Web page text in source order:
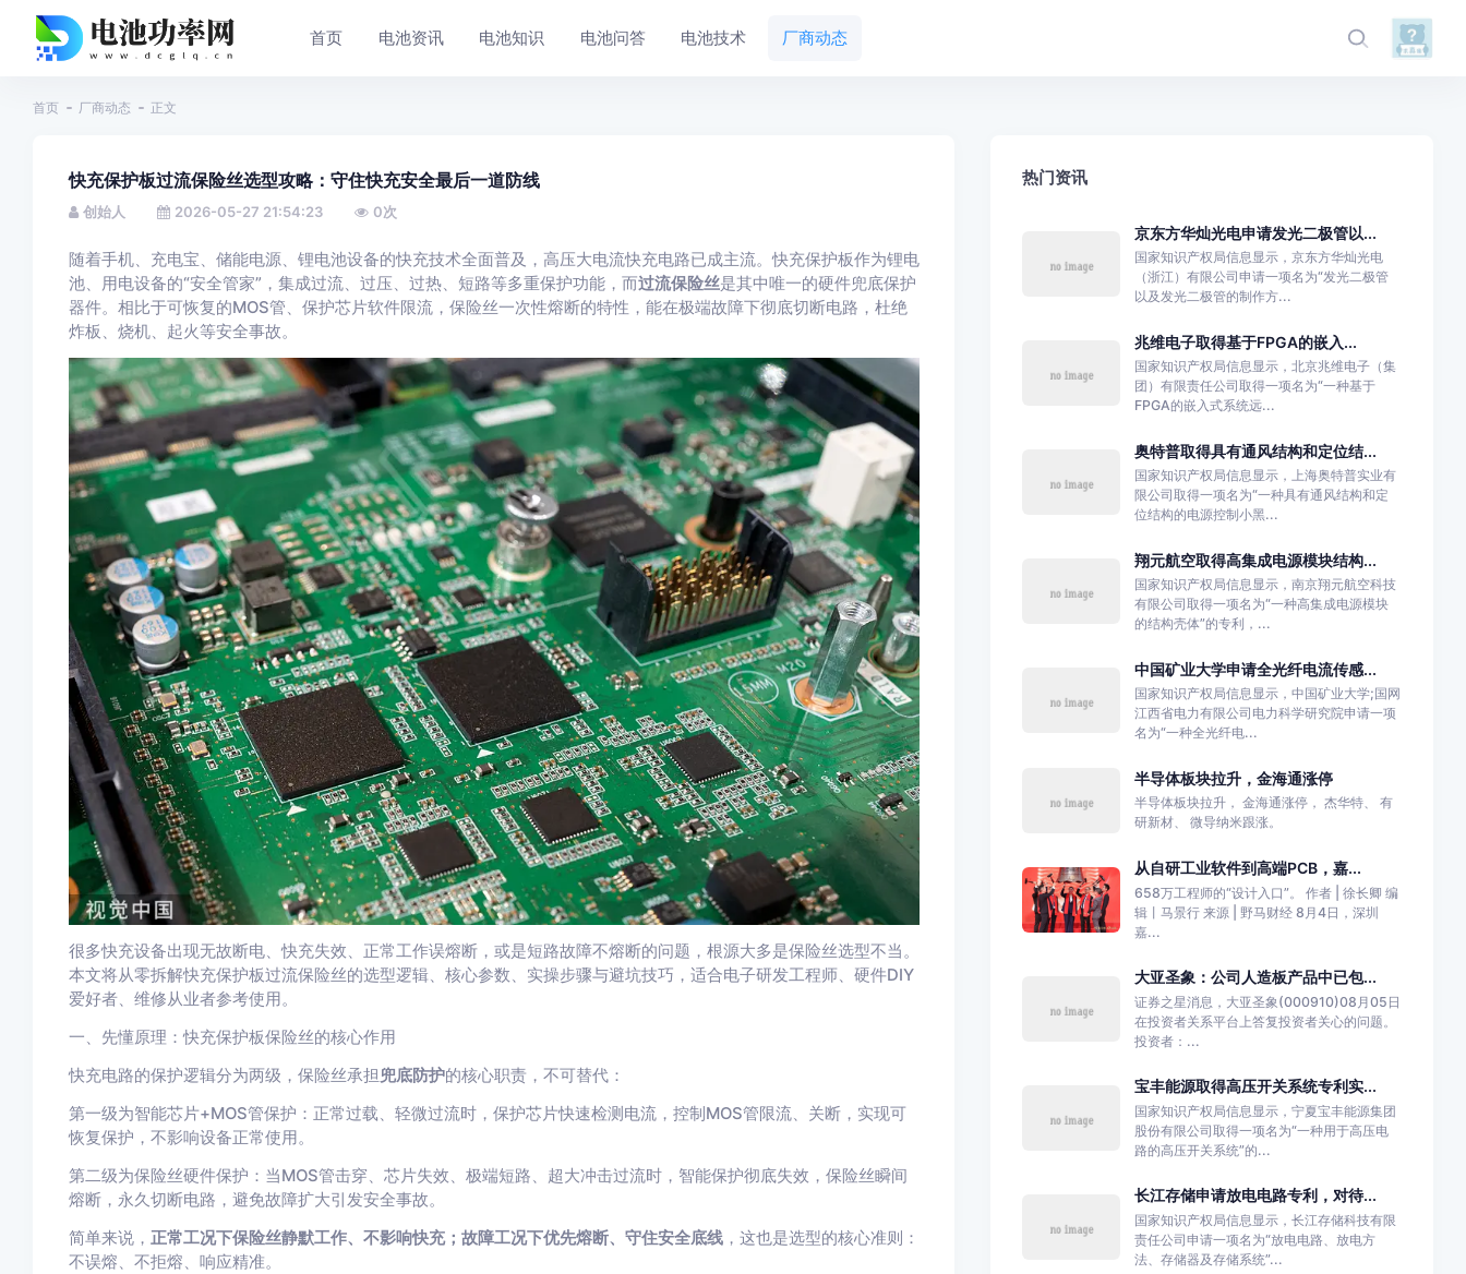
首页 电池资讯 电池知识 电池问答 电池技术 厂商动态
首页 厂商动态 正文
快充保护板过流保险丝选型攻略：守住快充安全最后一道防线
创始人 2026-05-27 21:54:23 0次
随着手机、充电宝、储能电源、锂电池设备的快充技术全面普及，高压大电流快充电路已成主流。快充保护板作为锂电
池、用电设备的“安全管家”，集成过流、过压、过热、短路等多重保护功能，而过流保险丝是其中唯一的硬件兜底保护
器件。相比于可恢复的MOS管、保护芯片软件限流，保险丝一次性熔断的特性，能在极端故障下彻底切断电路，杜绝
炸板、烧机、起火等安全事故。
很多快充设备出现无故断电、快充失效、正常工作误熔断，或是短路故障不熔断的问题，根源大多是保险丝选型不当。
本文将从零拆解快充保护板过流保险丝的选型逻辑、核心参数、实操步骤与避坑技巧，适合电子研发工程师、硬件DIY
爱好者、维修从业者参考使用。
一、先懂原理：快充保护板保险丝的核心作用
快充电路的保护逻辑分为两级，保险丝承担 兜底防护的核心职责，不可替代：
第一级为智能芯片+MOS管保护：正常过载、轻微过流时，保护芯片快速检测电流，控制MOS管限流、关断，实现可
恢复保护，不影响设备正常使用。
第二级为保险丝硬件保护：当MOS管击穿、芯片失效、极端短路、超大冲击过流时，智能保护彻底失效，保险丝瞬间
熔断，永久切断电路，避免故障扩大引发安全事故。
简单来说， 正常工况下保险丝静默工作、不影响快充；故障工况下优先熔断、守住安全底线，这也是选型的核心准则：
不误熔、不拒熔、响应精准。
热门资讯
京东方华灿光电申请发光二极管以...
国家知识产权局信息显示，京东方华灿光电
（浙江）有限公司申请一项名为“发光二极管
以及发光二极管的制作方...
兆维电子取得基于FPGA的嵌入...
国家知识产权局信息显示，北京兆维电子（集
团）有限责任公司取得一项名为“一种基于
FPGA的嵌入式系统远...
奥特普取得具有通风结构和定位结...
国家知识产权局信息显示，上海奥特普实业有
限公司取得一项名为“一种具有通风结构和定
位结构的电源控制小黑...
翔元航空取得高集成电源模块结构...
国家知识产权局信息显示，南京翔元航空科技
有限公司取得一项名为“一种高集成电源模块
的结构壳体”的专利，...
中国矿业大学申请全光纤电流传感...
国家知识产权局信息显示，中国矿业大学;国网
江西省电力有限公司电力科学研究院申请一项
名为“一种全光纤电...
半导体板块拉升，金海通涨停
半导体板块拉升， 金海通涨停， 杰华特、 有
研新材、 微导纳米跟涨。
从自研工业软件到高端PCB，嘉...
658万工程师的“设计入口”。 作者 | 徐长卿 编
辑丨马景行 来源 | 野马财经 8月4日，深圳
嘉...
大亚圣象：公司人造板产品中已包...
证券之星消息，大亚圣象(000910)08月05日
在投资者关系平台上答复投资者关心的问题。
投资者：...
宝丰能源取得高压开关系统专利实...
国家知识产权局信息显示，宁夏宝丰能源集团
股份有限公司取得一项名为“一种用于高压电
路的高压开关系统”的...
长江存储申请放电电路专利，对待...
国家知识产权局信息显示，长江存储科技有限
责任公司申请一项名为“放电电路、放电方
法、存储器及存储系统”...